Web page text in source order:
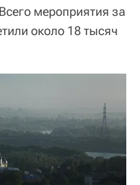
мероприятия за
около 18 тысяч